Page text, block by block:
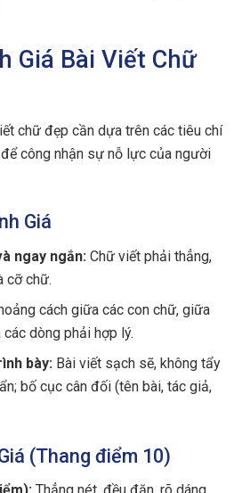
Giá Bài Viết Chữ
chữ đẹp cần dựa trên các tiêu chí
công nhận sự nỗ lực của người
Giá
ngay ngắn: Chữ viết phải thẳng,
cỡ chữ.
cách giữa các con chữ, giữa
dòng phải hợp lý.
bày: Bài viết sạch sẽ, không tẩy
bố cục cân đối (tên bài, tác giả,
(Thang điểm 10)